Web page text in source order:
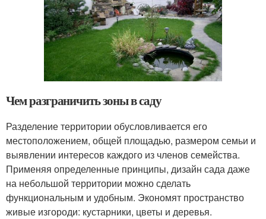
Чем разграничить зоны в саду
Разделение территории обусловливается его
местоположением, общей площадью, размером семьи и
выявлении интересов каждого из членов семейства.
Применяя определенные принципы, дизайн сада даже
на небольшой территории можно сделать
функциональным и удобным. Экономят пространство
живые изгороди: кустарники, цветы и деревья.